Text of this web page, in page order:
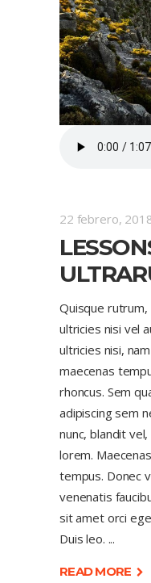
22 febrero,
Quisque rutrum,
ultricies nisi vel
ultricies nisi,
maecenas
rhoncus. Sem
adipiscing sem
nunc, blandit
lorem.
tempus. Donec
venenatis
sit amet orci
Duis leo.
READ MORE